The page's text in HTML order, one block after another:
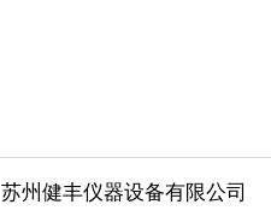
苏州健丰仪器设备有限公司